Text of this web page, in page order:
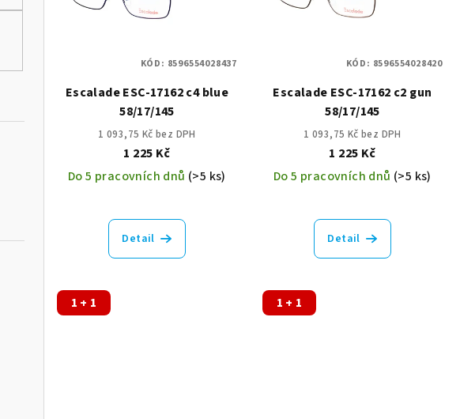
o
k
r
d
ů
Escalade ESC-17162 c4 blue
58/17/145
1 093,75 Kč bez DPH
1 225 Kč
Do 5 pracovních dnů (>5 ks)
Detail
KÓD: 8596554028437
Escalade ESC-17162 c2 gun
58/17/145
1 093,75 Kč bez DPH
1 225 Kč
Do 5 pracovních dnů (>5 ks)
Detail
KÓD: 8596554028420
1 + 1 1 + 1